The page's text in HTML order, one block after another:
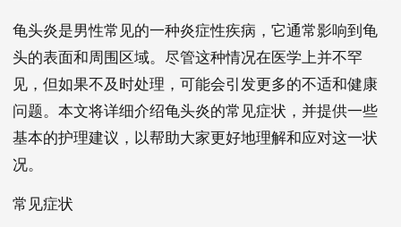
龟头炎是男性常见的一种炎症性疾病，它通常影响到龟
头的表面和周围区域。尽管这种情况在医学上并不罕
见，但如果不及时处理，可能会引发更多的不适和健康
问题。本文将详细介绍龟头炎的常见症状，并提供一些
基本的护理建议，以帮助大家更好地理解和应对这一状
况。
常见症状